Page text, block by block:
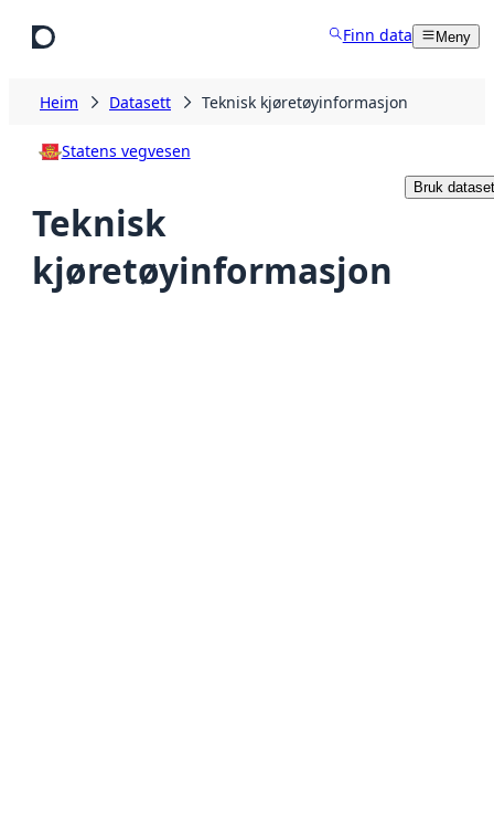
Finn data Meny
Heim Datasett Teknisk kjøretøyinformasjon
Statens vegvesen
Teknisk
kjøretøyinformasjon
Bruk